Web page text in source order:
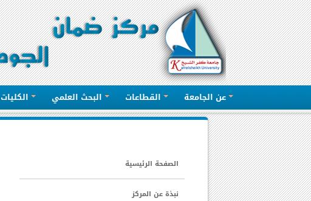
عن الجامعة القطاعات البحث العلمي الكليات
الصفحة الرئيسية
نبذة عن المركز